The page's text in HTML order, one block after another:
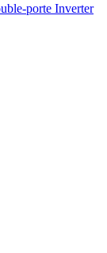
porte Inverter